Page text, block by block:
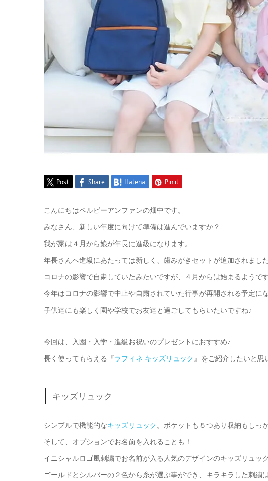
Post Share Hatena Pin it
こんにちはベルビーアンファンの畑中です。
みなさん、新しい年度に向けて準備は進んでいますか？
我が家は４月から娘が年長に進級になります。
年長さんへ進級にあたっては新しく、歯みがきセットが追加されました
コロナの影響で自粛していたみたいですが、４月からは始まるようです
今年はコロナの影響で中止や自粛されていた行事が再開される予定にな
子供達にも楽しく園や学校でお友達と過ごしてもらいたいですね♪
今回は、入園・入学・進級お祝いのプレゼントにおすすめ♪
長く使ってもらえる『ラフィネ キッズリュック 』をご紹介したいと思
キッズリュック
シンプルで機能的なキッズリュック。ポケットも５つあり収納もしっ
そして、オプションでお名前を入れることも！
イニシャルロゴ風刺繍でお名前が入る人気のデザインのキッズリュック
ゴールドとシルバーの２色から糸が選ぶ事ができ、キラキラした刺繍